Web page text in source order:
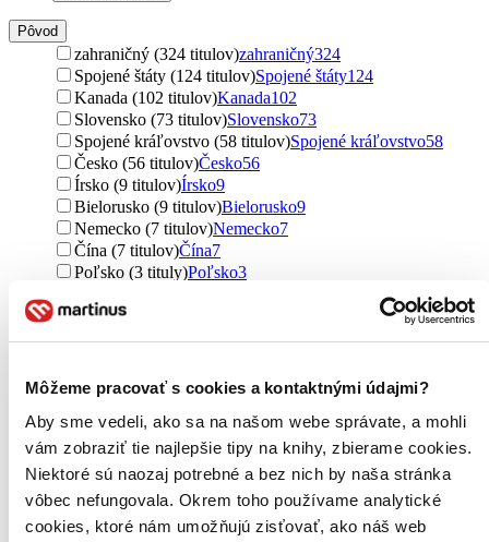
Môžeme pracovať s cookies a kontaktnými údajmi?
Aby sme vedeli, ako sa na našom webe správate, a mohli
vám zobraziť tie najlepšie tipy na knihy, zbierame cookies.
Niektoré sú naozaj potrebné a bez nich by naša stránka
vôbec nefungovala. Okrem toho používame analytické
cookies, ktoré nám umožňujú zisťovať, ako náš web
Pôvod
zahraničný (324 titulov)zahraničný324
Spojené štáty (124 titulov)Spojené štáty124
Kanada (102 titulov)Kanada102
Slovensko (73 titulov)Slovensko73
Spojené kráľovstvo (58 titulov)Spojené kráľovstvo58
Česko (56 titulov)Česko56
Írsko (9 titulov)Írsko9
Bielorusko (9 titulov)Bielorusko9
Nemecko (7 titulov)Nemecko7
Čína (7 titulov)Čína7
Poľsko (3 tituly)Poľsko3
Dominikánska
republika2
Japonsko (1 titul)
Japonsko 1
Ďalšie možnosti
Útvar
romány (605 titulov) romány
poviedky (31 titulov)poviedky31
Podžáner